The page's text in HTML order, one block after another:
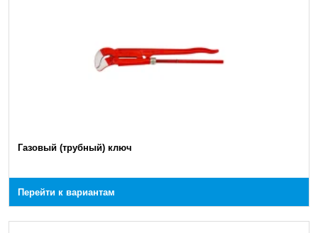
Газовый (трубный) ключ
Перейти к вариантам